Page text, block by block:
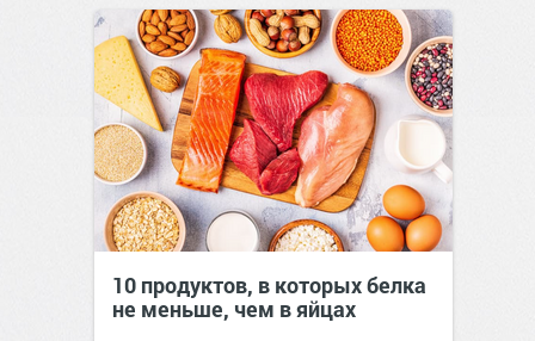
10 продуктов, в которых белка
не меньше, чем в яйцах